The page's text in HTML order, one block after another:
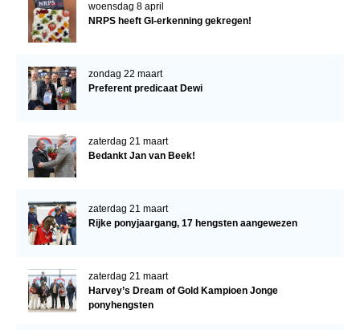
woensdag 8 april
NRPS heeft GI-erkenning gekregen!
zondag 22 maart
Preferent predicaat Dewi
zaterdag 21 maart
Bedankt Jan van Beek!
zaterdag 21 maart
Rijke ponyjaargang, 17 hengsten aangewezen
zaterdag 21 maart
Harvey’s Dream of Gold Kampioen Jonge
ponyhengsten